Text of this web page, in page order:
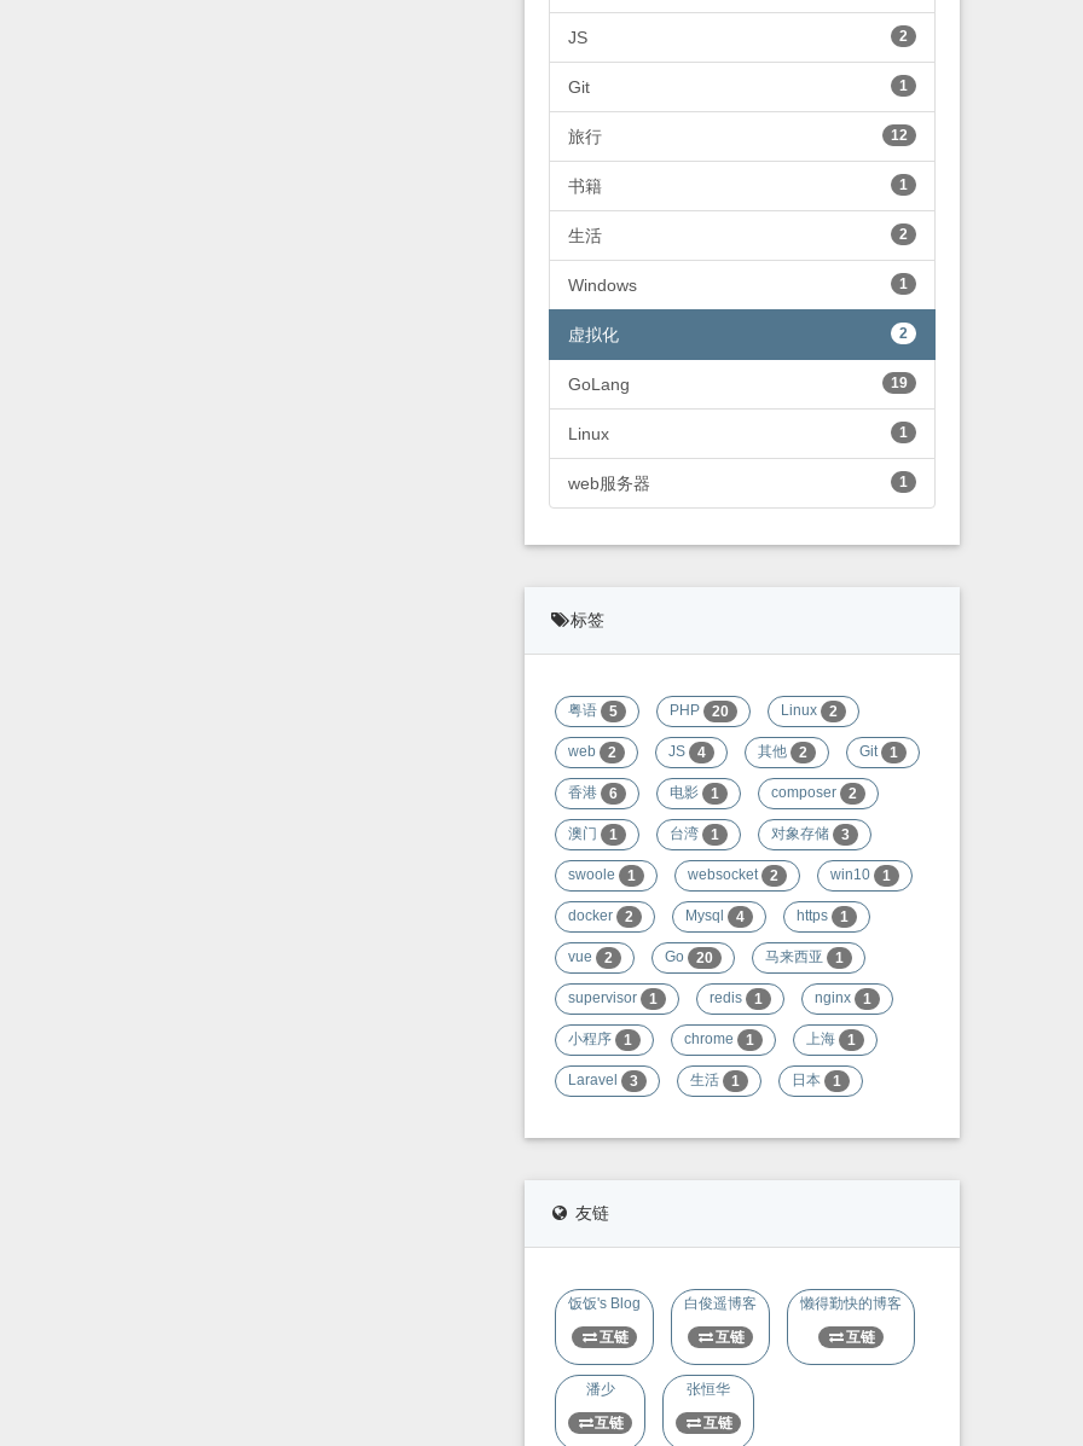
JS 2
Git 1
旅行 12
书籍 1
生活 2
Windows 1
虚拟化 2
GoLang 19
Linux 1
web服务器 1
标签
粤语 5 PHP 20 Linux 2
web 2 JS 4 其他 2 Git 1
香港 6 电影 1 composer 2
澳门 1 台湾 1 对象存储 3
swoole 1 websocket 2 win10 1
docker 2 Mysql 4 https 1
vue 2 Go 20 马来西亚 1
supervisor 1 redis 1 nginx 1
小程序 1 chrome 1 上海 1
Laravel 3 生活 1 日本 1
友链
饭饭's Blog
互链
白俊遥博客
互链
懒得勤快的博客
互链
潘少
互链
张恒华
互链